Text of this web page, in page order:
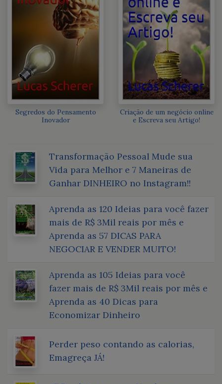
Segredos do Pensamento
Inovador
Criação de um negócio online
e Escreva seu Artigo!
Transformação Pessoal Mude sua
Vida para Melhor e 7 Maneiras de
Ganhar DINHEIRO no Instagram!!
Aprenda as 120 Ideias para você fazer
mais de R$ 3Mil reais por mês e
Aprenda as 57 DICAS PARA
NEGOCIAR E VENDER MUITO!
Aprenda as 105 Ideias para você
fazer mais de R$ 3Mil reais por mês e
Aprenda as 40 Dicas para
Economizar Dinheiro
Perder peso contando as calorias,
Emagreça JÁ!